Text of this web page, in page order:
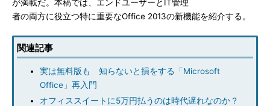
が満載だ。本稿では、エンドユーザーとIT管理
者の両方に役立つ特に重要なOffice 2013の新機能を紹介する。
関連記事
実は無料版も 知らないと損をする「Microsoft
Office」再入門
オフィススイートに5万円払うのは時代遅れなのか？